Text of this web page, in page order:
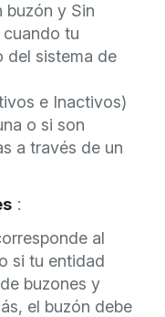
buzón y Sin
cuando tu
del sistema de
e Inactivos)
o si son
a través de un
:
al
si tu entidad
buzones y
el buzón debe